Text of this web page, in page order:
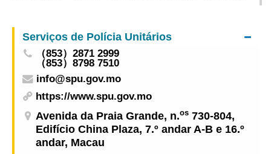
realiza mais sessões para promover a partilha da
leitura
Serviços de Polícia Unitários
（853）2871 2999
（853）8798 7510
info@spu.gov.mo
https://www.spu.gov.mo
Avenida da Praia Grande, n.os 730-804,
Edifício China Plaza, 7.º andar A-B e 16.º
andar, Macau